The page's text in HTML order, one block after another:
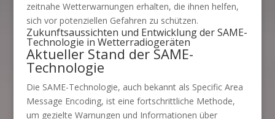
zeitnahe Wetterwarnungen erhalten, die ihnen helfen,
sich vor potenziellen Gefahren zu schützen.
Zukunftsaussichten und Entwicklung der SAME-
Technologie in Wetterradiogeräten
Aktueller Stand der SAME-
Technologie
Die SAME-Technologie, auch bekannt als Specific Area
Message Encoding, ist eine fortschrittliche Methode,
um gezielte Warnungen und Informationen über